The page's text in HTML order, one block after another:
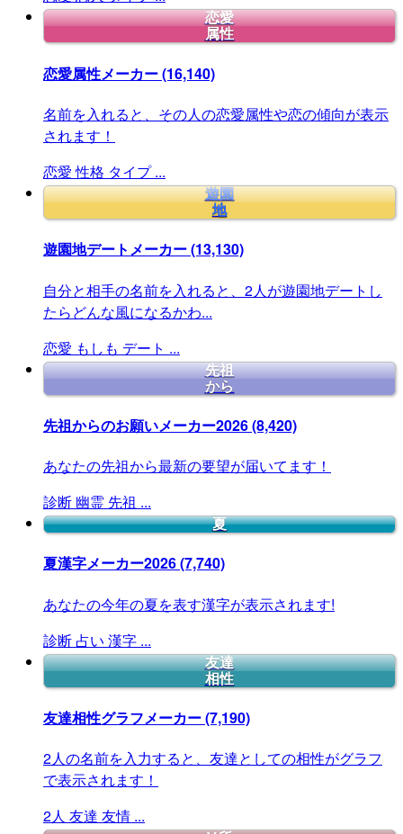
恋愛
属性
恋愛属性メーカー(16,140)
名前を入れると、その人の恋愛属性や恋の傾向が表示
されます！
恋愛 性格 タイプ ...
遊園
地
遊園地デートメーカー(13,130)
自分と相手の名前を入れると、2人が遊園地デートし
たらどんな風になるかわ...
恋愛 もしも デート ...
先祖
から
先祖からのお願いメーカー2026(8,420)
あなたの先祖から最新の要望が届いてます！
診断 幽霊 先祖 ...
夏
夏漢字メーカー2026(7,740)
あなたの今年の夏を表す漢字が表示されます!
診断 占い 漢字 ...
友達
相性
友達相性グラフメーカー(7,190)
2人の名前を入力すると、友達としての相性がグラフ
で表示されます！
2人 友達 友情 ...